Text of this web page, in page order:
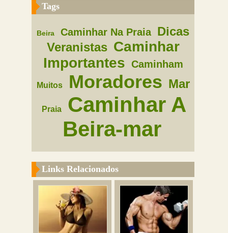
Tags
Beira Caminhar Na Praia Dicas
Veranistas Caminhar
Importantes Caminham
Muitos Moradores Mar
Praia
Caminhar A
Beira-mar
Links Relacionados